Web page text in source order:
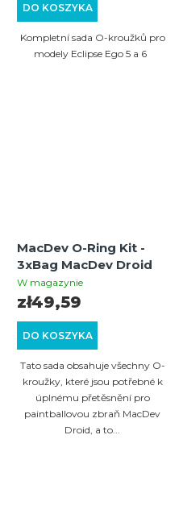
DO KOSZYKA
Kompletní sada O-kroužků pro
modely Eclipse Ego 5 a 6
MacDev O-Ring Kit -
3xBag MacDev Droid
W magazynie
DO KOSZYKA
zł49,59
Tato sada obsahuje všechny O-
kroužky, které jsou potřebné k
úplnému přetěsnění pro
paintballovou zbraň MacDev
Droid, a to...